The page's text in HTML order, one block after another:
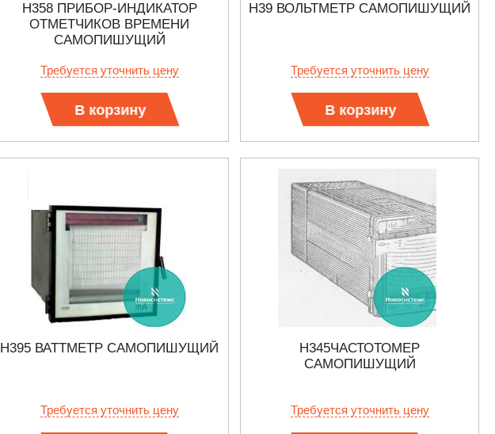
Н358 ПРИБОР-ИНДИКАТОР
ОТМЕТЧИКОВ ВРЕМЕНИ
САМОПИШУЩИЙ
Требуется уточнить цену
В корзину
Н39 ВОЛЬТМЕТР САМОПИШУЩИЙ
Требуется уточнить цену
В корзину
Н395 ВАТТМЕТР САМОПИШУЩИЙ
Требуется уточнить цену
Н345ЧАСТОТОМЕР
САМОПИШУЩИЙ
Требуется уточнить цену